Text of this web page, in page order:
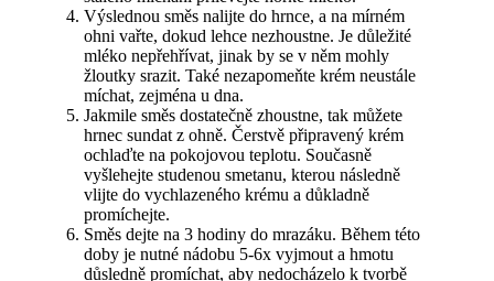
Výslednou směs nalijte do hrnce, a na mírném
ohni vařte, dokud lehce nezhoustne. Je důležité
mléko nepřehřívat, jinak by se v něm mohly
žloutky srazit. Také nezapomeňte krém neustále
míchat, zejména u dna.
Jakmile směs dostatečně zhoustne, tak můžete
hrnec sundat z ohně. Čerstvě připravený krém
ochlaďte na pokojovou teplotu. Současně
vyšlehejte studenou smetanu, kterou následně
vlijte do vychlazeného krému a důkladně
promíchejte.
Směs dejte na 3 hodiny do mrazáku. Během této
doby je nutné nádobu 5-6x vyjmout a hmotu
důsledně promíchat, aby nedocházelo k tvorbě